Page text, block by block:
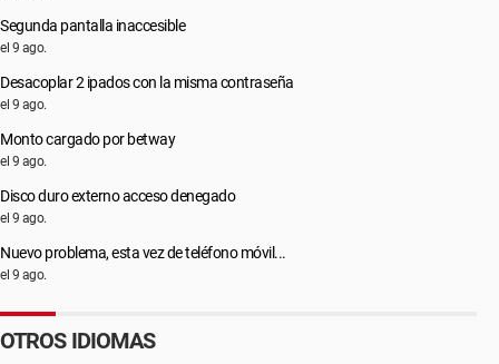
Segunda pantalla inaccesible
el 9 ago.
Desacoplar 2 ipados con la misma contraseña
el 9 ago.
Monto cargado por betway
el 9 ago.
Disco duro externo acceso denegado
el 9 ago.
Nuevo problema, esta vez de teléfono móvil...
el 9 ago.
OTROS IDIOMAS